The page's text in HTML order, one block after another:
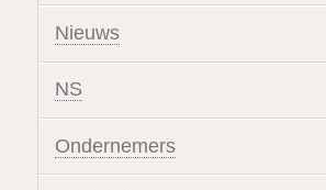
Nieuws
NS
Ondernemers